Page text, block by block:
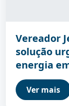
Vereador
solução
energia
Ver mais